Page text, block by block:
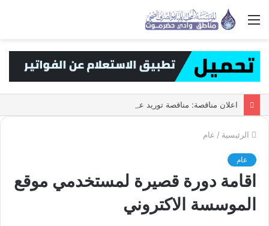
القائمة
اعلان مناقصة: مناقصة توريد عدادات المياه حجم 1/2 ه
الرئيسية / عام
عام
اقامة دورة قصيرة لمستخدمي موقع
الموسسة الاكتروني